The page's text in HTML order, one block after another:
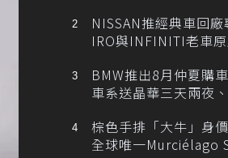
NISSAN推經典車回
IRO與INFINITI老車
BMW推出8月仲夏購
車系送晶華三天兩夜
棕色手排「大牛」身
全球唯一Murciélago